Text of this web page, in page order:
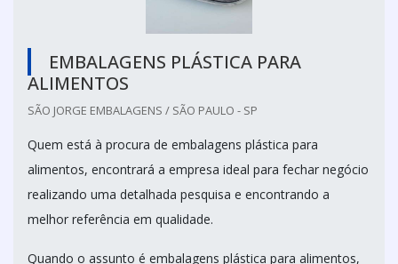
EMBALAGENS PLÁSTICA PARA
ALIMENTOS
SÃO JORGE EMBALAGENS / SÃO PAULO - SP
Quem está à procura de embalagens plástica para
alimentos, encontrará a empresa ideal para fechar negócio
realizando uma detalhada pesquisa e encontrando a
melhor referência em qualidade.
Quando o assunto é embalagens plástica para alimentos,